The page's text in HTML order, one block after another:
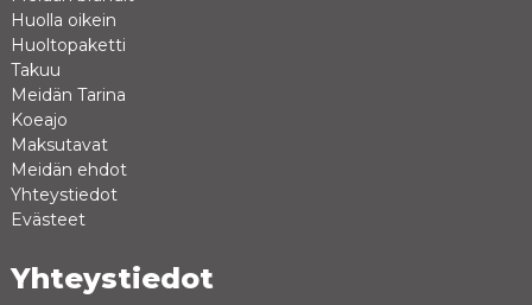
Huolla oikein
Huoltopaketti
Takuu
Meidän Tarina
Koeajo
Maksutavat
Meidän ehdot
Yhteystiedot
Evästeet
Yhteystiedot